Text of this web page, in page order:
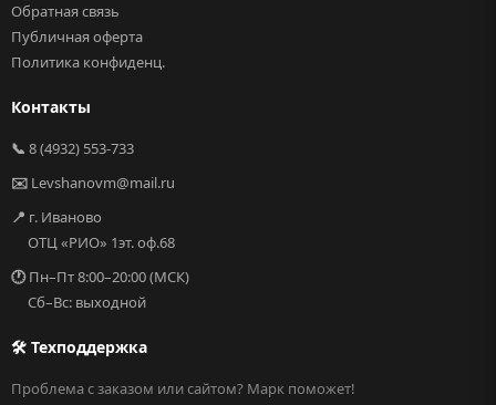
Обратная связь
Публичная оферта
Политика конфиденц.
Контакты
📞 8 (4932) 553-733
✉️ Levshanovm@mail.ru
📍 г. Иваново
ОТЦ «РИО» 1эт. оф.68
🕐Пн–Пт 8:00–20:00 (МСК)
Сб–Вс: выходной
🛠 Техподдержка
Проблема с заказом или сайтом? Марк поможет!